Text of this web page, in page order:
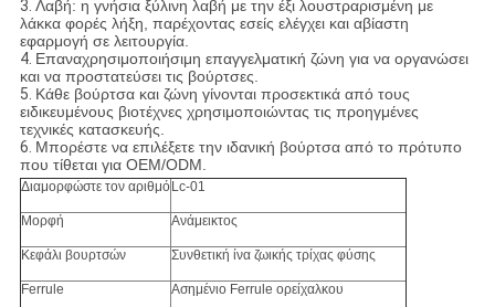
3. Λαβή: η γνήσια ξύλινη λαβή μετην έξι λουστραρισμένη με
λάκκα φορές λήξη, παρέχοντας εσείς ελέγχει και αβίαστη
εφαρμογή σε λειτουργία.
4. Επαναχρησιμοποιήσιμη επαγγελματική ζώνη για να οργανώσει
και να προστατεύσει τις βούρτσες.
5. Κάθε βούρτσα και ζώνη γίνονται προσεκτικά από τους
ειδικευμένους βιοτέχνες χρησιμοποιώντας τις προηγμένες
τεχνικές κατασκευής.
6. Μπορέστε να επιλέξετε την ιδανική βούρτσα από το πρότυπο
που τίθεται για OEM/ODM.
Διαμορφώστε τον αριθμό Lc-01
Μορφή Ανάμεικτος
Κεφάλι βουρτσών Συνθετική ίνα ζωικής τρίχας φύσης
Ferrule Ασημένιο Ferrule ορείχαλκου